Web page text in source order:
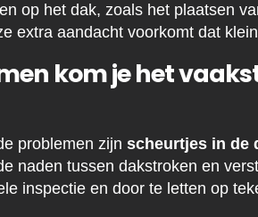
op het dak, zoals het plaatsen
extra aandacht voorkomt dat
kom je het
problemen zijn scheurtjes in de
naden tussen dakstroken en
inspectie en door te letten op